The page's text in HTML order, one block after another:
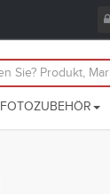
FOTOZUBEHÖR